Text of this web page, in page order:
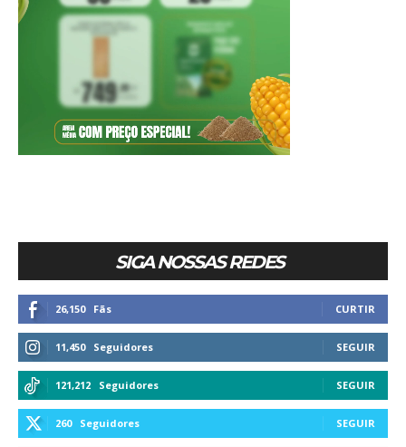
SIGA NOSSAS REDES
26,150 Fãs CURTIR
11,450 Seguidores SEGUIR
121,212 Seguidores SEGUIR
260 Seguidores SEGUIR